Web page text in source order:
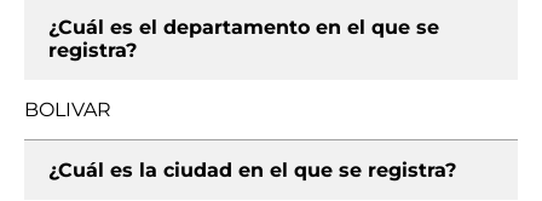
¿Cuál es el departamento en el que se
registra?
BOLIVAR
¿Cuál es la ciudad en el que se registra?